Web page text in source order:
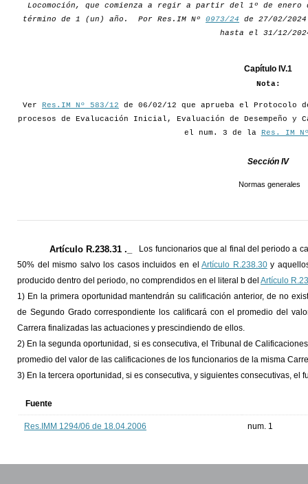
Locomoción, que comienza a regir a partir del 1º de
término de 1 (un) año. Por Res.IM Nº 0973/24 de 27/02/
hasta el 31/12/
Capítulo IV.1
Nota:
Ver Res.IM Nº 583/12 de 06/02/12 que aprueba el Protocolo
procesos de Evalucación Inicial, Evaluación de Desempeño
el num. 3 de la
Res. IM
Sección IV
Normas generales
Artículo R.238.31 ._
Los funcionarios que al final del periodo a
50% del mismo salvo los casos incluidos en elArtículo R.238.30y
producido dentro del periodo, no comprendidos en el literal b del Artículo
1) En la primera oportunidad mantendrán su calificación anterior, de no
de Segundo Grado correspondiente los calificará con el promedio del
Carrera finalizadas las actuaciones y prescindiendo de ellos.
2) En la segunda oportunidad, si es consecutiva, el Tribunal de
promedio del valor de las calificaciones de los funcionarios de la misma
3) En la tercera oportunidad, si es consecutiva, y siguientes consecutivas, el
Fuente
Res.IMM 1294/06 de 18.04.2006 num. 1